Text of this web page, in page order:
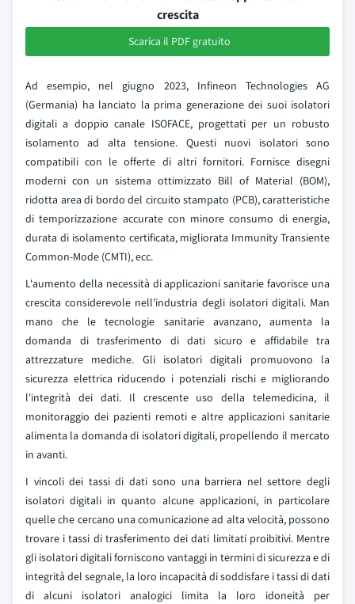
crescita
Scarica il PDF gratuito
Ad esempio, nel giugno 2023, Infineon Technologies AG
(Germania) ha lanciato la prima generazione dei suoi isolatori
digitali a doppio canale ISOFACE, progettati per un robusto
isolamento ad alta tensione. Questi nuovi isolatori sono
compatibili con le offerte di altri fornitori. Fornisce disegni
moderni con un sistema ottimizzato Bill of Material (BOM),
ridotta area di bordo del circuito stampato (PCB), caratteristiche
di temporizzazione accurate con minore consumo di energia,
durata di isolamento certificata, migliorata Immunity Transiente
Common-Mode (CMTI), ecc.
L'aumento della necessità di applicazioni sanitarie favorisce una
crescita considerevole nell'industria degli isolatori digitali. Man
mano che le tecnologie sanitarie avanzano, aumenta la
domanda di trasferimento di dati sicuro e affidabile tra
attrezzature mediche. Gli isolatori digitali promuovono la
sicurezza elettrica riducendo i potenziali rischi e migliorando
l'integrità dei dati. Il crescente uso della telemedicina, il
monitoraggio dei pazienti remoti e altre applicazioni sanitarie
alimenta la domanda di isolatori digitali, propellendo il mercato
in avanti.
I vincoli dei tassi di dati sono una barriera nel settore degli
isolatori digitali in quanto alcune applicazioni, in particolare
quelle che cercano una comunicazione ad alta velocità, possono
trovare i tassi di trasferimento dei dati limitati proibitivi. Mentre
gli isolatori digitali forniscono vantaggi in termini di sicurezza e di
integrità del segnale, la loro incapacità di soddisfare i tassi di dati
di alcuni isolatori analogici limita la loro idoneità per